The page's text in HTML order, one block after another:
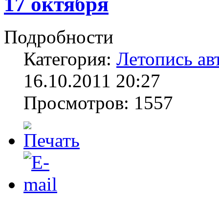
Подробности
Категория: Летопись
16.10.2011 20:27
Просмотров: 1557